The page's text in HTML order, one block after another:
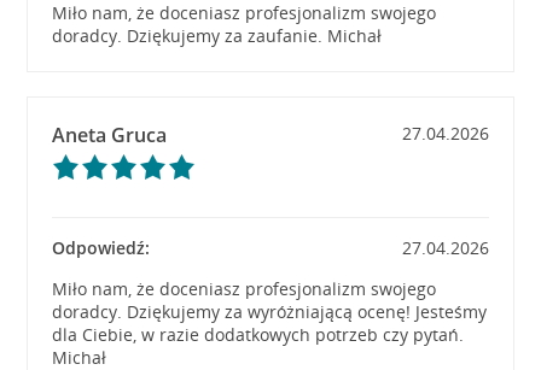
Miło nam, że doceniasz profesjonalizm swojego
doradcy. Dziękujemy za zaufanie. Michał
Aneta Gruca 27.04.2026
Odpowiedź:
27.04.2026
Miło nam, że doceniasz profesjonalizm swojego
doradcy. Dziękujemy za wyróżniającą ocenę! Jesteśmy
dla Ciebie, w razie dodatkowych potrzeb czy pytań.
Michał